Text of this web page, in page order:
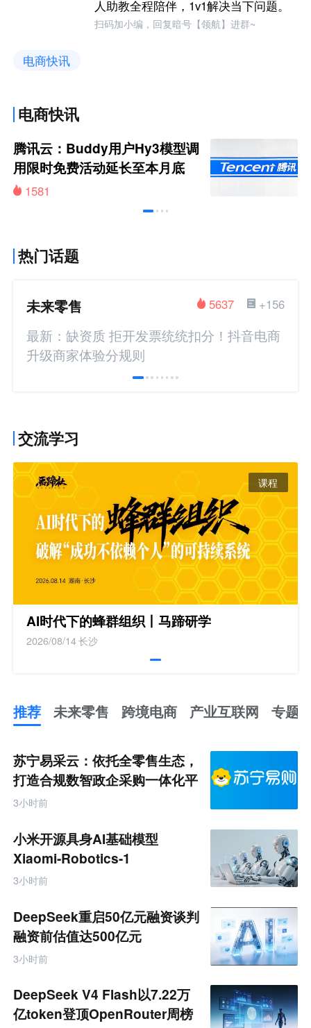
人助教全程陪伴，1v1解决当下问题。
扫码加小编，回复暗号【领航】进群~
电商快讯
电商快讯
腾讯云：Buddy用户Hy3模型调
用限时免费活动延长至本月底
1581
热门话题
未来零售 +156
5637
最新：缺资质 拒开发票统统扣分！抖音电商
升级商家体验分规则
交流学习
课程
AI时代下的蜂群组织丨马蹄研学
2026/08/14长沙
推荐 未来零售 跨境电商 产业互联网 专题
未
来
零
售
跨
境
商
产
业
互
联
网
苏宁易采云：依托全零售生态，
打造合规数智政企采购一体化平
台
3小时前
小米开源具身AI基础模型
Xiaomi-Robotics-1
3小时前
DeepSeek重启50亿元融资谈判
融资前估值达500亿元
3小时前
DeepSeek V4 Flash以7.22万
亿token登顶OpenRouter周榜